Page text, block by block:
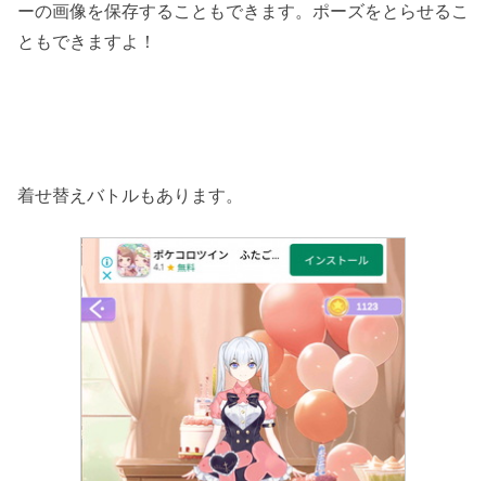
ーの画像を保存することもできます。ポーズをとらせるこ
ともできますよ！
着せ替えバトルもあります。